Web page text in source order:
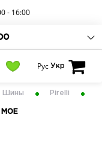
- 16:00
Рус Укр
Шины Pirelli